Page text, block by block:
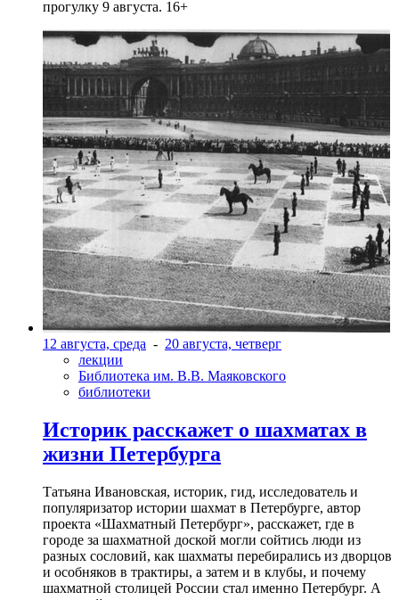
прогулку 9 августа. 16+
12 августа, среда - 20 августа, четверг
лекции
Библиотека им. В.В. Маяковского
библиотеки
Историк расскажет о шахматах в
жизни Петербурга
Татьяна Ивановская, историк, гид, исследователь и
популяризатор истории шахмат в Петербурге, автор
проекта «Шахматный Петербург», расскажет, где в
городе за шахматной доской могли сойтись люди из
разных сословий, как шахматы перебирались из дворцов
и особняков в трактиры, а затем и в клубы, и почему
шахматной столицей России стал именно Петербург. А